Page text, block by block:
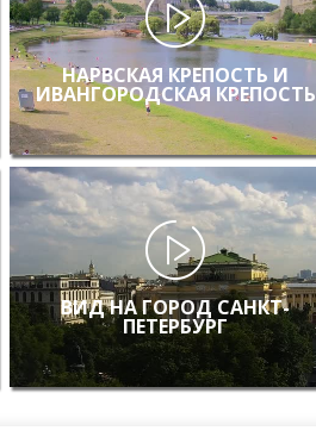
НАРВСКАЯ КРЕПОСТЬ И
ИВАНГОРОДСКАЯ КРЕПОСТЬ
ВИД НА ГОРОД САНКТ-
ПЕТЕРБУРГ